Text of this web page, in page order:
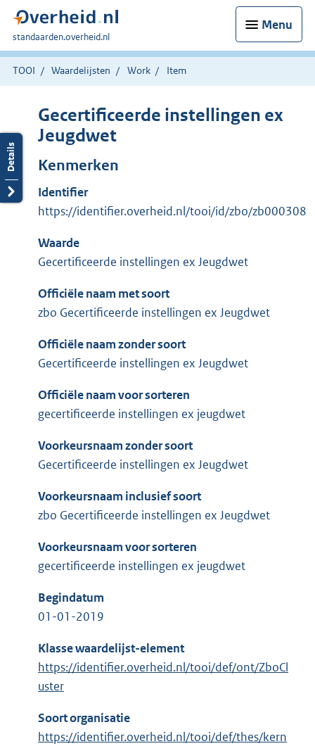
Menu
U
bent
hier:
standaarden.overheid.nl
TOOI Waardelijsten Work Item
Gecertificeerde instellingen ex
Jeugdwet
Kenmerken
Identifier
https://identifier.overheid.nl/tooi/id/zbo/zb000308
Waarde
Gecertificeerde instellingen ex Jeugdwet
Officiële naam met soort
zbo Gecertificeerde instellingen ex Jeugdwet
Officiële naam zonder soort
Gecertificeerde instellingen ex Jeugdwet
Officiële naam voor sorteren
gecertificeerde instellingen ex jeugdwet
Voorkeursnaam zonder soort
Gecertificeerde instellingen ex Jeugdwet
Voorkeursnaam inclusief soort
zbo Gecertificeerde instellingen ex Jeugdwet
Voorkeursnaam voor sorteren
gecertificeerde instellingen ex jeugdwet
Begindatum
01-01-2019
Klasse waardelijst-element
https://identifier.overheid.nl/tooi/def/ont/ZboCl
uster
Soort organisatie
https://identifier.overheid.nl/tooi/def/thes/kern